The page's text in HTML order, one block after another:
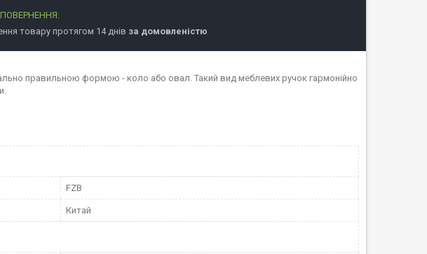
товару протягом 14 днів за домовленістю
правильною формою - коло або овал. Такий вид меблевих ручок гармонійно
FZB
Китай